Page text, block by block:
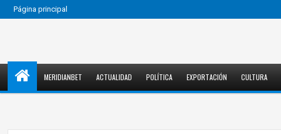
Página principal
MERIDIANBET ACTUALIDAD POLÍTICA EXPORTACIÓN CULTURA